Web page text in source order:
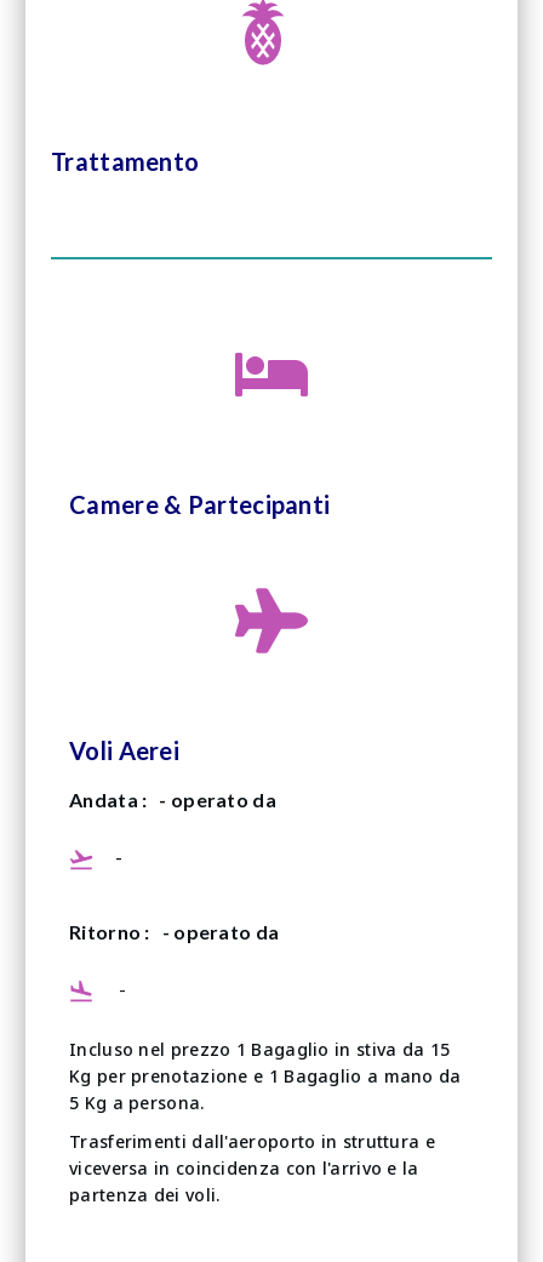
Trattamento
Camere & Partecipanti
Voli Aerei
Andata : - operato da
-
Ritorno : - operato da
-
Incluso nel prezzo 1 Bagaglio in stiva da 15
Kg per prenotazione e 1 Bagaglio a mano da
5 Kg a persona.
Trasferimenti dall'aeroporto in struttura e
viceversa in coincidenza con l'arrivo e la
partenza dei voli.